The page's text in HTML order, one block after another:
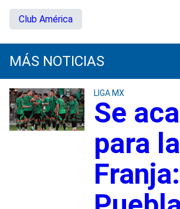
Club América
MÁS NOTICIAS
LIGA MX
Se
para la
Franja: